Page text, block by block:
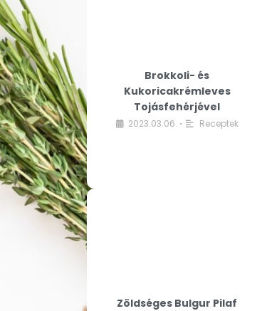
Brokkoli- és
Kukoricakrémleves
Tojásfehérjével
2023.03.06. • Receptek
Zöldséges Bulgur Pilaf